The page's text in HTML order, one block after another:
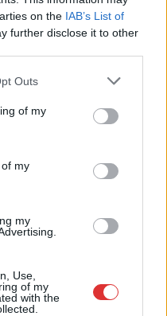
on the IAB’s List of
further disclose it to other
one or more Google
You may click to
its third-party tags to
in below Google
Outs
of my
my
my
Use,
of my
with the
akkumulátoripari
a június a
egyeztetett a
pedig egy másik
vitték el a mezőtúri
visszakapják